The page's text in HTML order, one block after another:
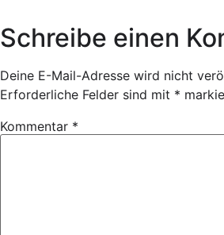
Schreibe einen
Deine E-Mail-Adresse wird nicht
Erforderliche Felder sind mit *
Kommentar *